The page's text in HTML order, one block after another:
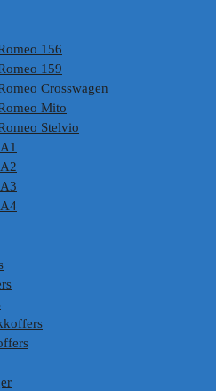
156
159
Crosswagen
Mito
Stelvio